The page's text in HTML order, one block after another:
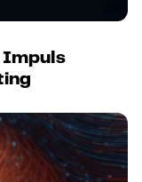
Impuls